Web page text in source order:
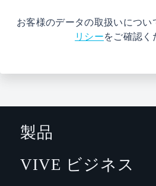
お客様のデータの取扱いについ
リシーをご確認く
製品
VIVE ビジネス